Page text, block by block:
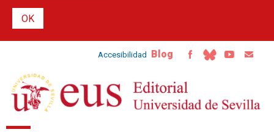
Accesibilidad Blog